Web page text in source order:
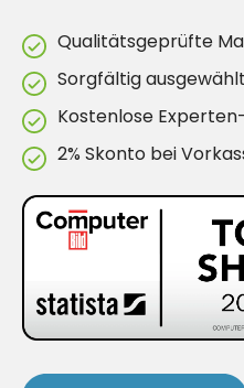
Qualitätsgeprüfte
Sorgfältig
Kostenlose
2% Skonto bei